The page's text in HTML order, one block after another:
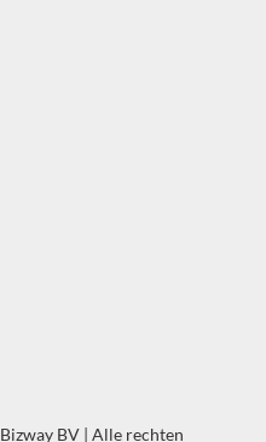
Bizway BV | Alle rechten